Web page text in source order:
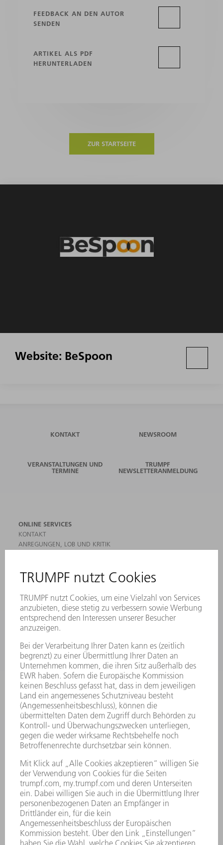
FEEDBACK AN DEN AUTOR
SENDEN
ARTIKEL ALS PDF
HERUNTERLADEN
ZUR STARTSEITE
Website: BeSpoon
KONTAKT NEWSROOM
VERANSTALTUNGEN UND
TERMINE
TRUMPF
NEWSLETTERANMELDUNG
ONLINE SERVICES
KONTAKT
ANREGUNGEN, LOB UND KRITIK
NEWSLETTER-ANMELDUNG
MYTRUMPF
SICHERHEITSDATENBLÄTTER
HÄNDLERSUCHE ELEKTROWERKZEUGE
PRODUKTE
MASCHINEN & SYSTEME
LEISTUNGSELEKTRONIK
ELEKTROWERKZEUGE
SMART FACTORY
SOFTWARE
SERVICES
ANWENDUNGEN
BRANCHEN
UNTERNEHMEN
KARRIERE
STELLENANGEBOTE
UNTERNEHMENSPROFIL
GESCHÄFTSBERICHT
UNTERNEHMENSGRUNDSÄTZE
COMPLIANCE
HINWEISGEBERSYSTEM
SECURITY
PRESSEMITTEILUNGEN
MAGAZINE
LIEFERANTEN
NACHHALTIGKEIT